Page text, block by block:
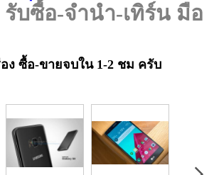
รับซื้อ-จำนำ-เทิร์น มือ
ง ซื้อ-ขายจบใน 1-2 ชม ครับ